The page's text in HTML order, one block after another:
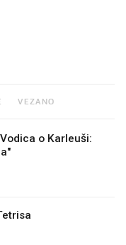
VEZANO
o Karleuši: